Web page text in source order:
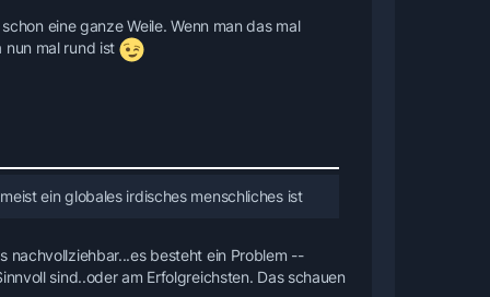
eine ganze Weile. Wenn man das mal
nun mal rund ist
ein globales irdisches menschliches ist
nachvollziehbar...es besteht ein Problem --
sind..oder am Erfolgreichsten. Das schauen